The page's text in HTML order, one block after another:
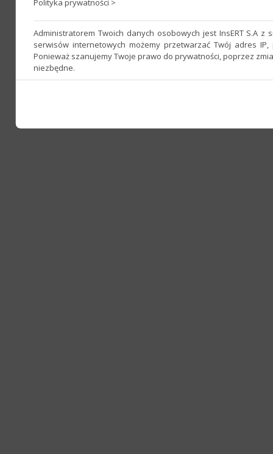
Administratorem Twoich danych osobowych jest InsERT S.A
serwisów internetowych możemy przetwarzać Twój adres
Ponieważ szanujemy Twoje prawo do prywatności, poprzez
niezbędne.